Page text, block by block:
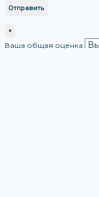
×
Ваша общая оценка